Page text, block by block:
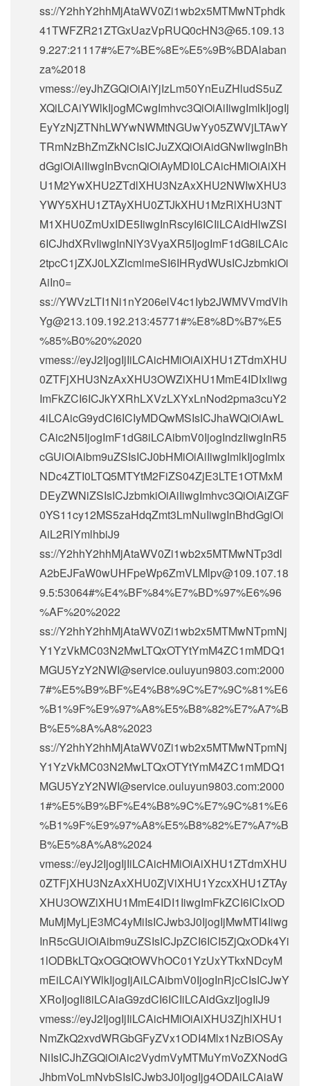
ss://Y2hhY2hhMjAtaWV0Zi1wb2x5MTMwNTphdk
41TWFZR21ZTGxUazVpRUQ0cHN3@65.109.13
9.227:21117#%E7%BE%8E%E5%9B%BDAlaban
za%2018
vmess://eyJhZGQiOiAiYjIzLm50YnEuZHludS5uZ
XQiLCAiYWlkIjogMCwgImhvc3QiOiAiIiwgImlkIjogIj
EyYzNjZTNhLWYwNWMtNGUwYy05ZWVjLTAwY
TRmNzBhZmZkNCIsICJuZXQiOiAidGNwIiwgInBh
dGgiOiAiIiwgInBvcnQiOiAyMDI0LCAicHMiOiAiXH
U1M2YwXHU2ZTdlXHU3NzAxXHU2NWIwXHU3
YWY5XHU1ZTAyXHU0ZTJkXHU1MzRlXHU3NT
M1XHU0ZmUxIDE5IiwgInRscyI6ICIiLCAidHlwZSI
6ICJhdXRvIiwgInNlY3VyaXR5IjogImF1dG8iLCAic
2tpcC1jZXJ0LXZlcmlmeSI6IHRydWUsICJzbmkiOi
AiIn0=
ss://YWVzLTI1Ni1nY206elV4c1Iyb2JWMVVmdVlh
Yg@213.109.192.213:45771#%E8%8D%B7%E5
%85%B0%20%2020
vmess://eyJ2IjogIjIiLCAicHMiOiAiXHU1ZTdmXHU
0ZTFjXHU3NzAxXHU3OWZiXHU1MmE4IDIxIiwg
ImFkZCI6ICJkYXRhLXVzLXYxLnNod2pma3cuY2
4iLCAicG9ydCI6ICIyMDQwMSIsICJhaWQiOiAwL
CAic2N5IjogImF1dG8iLCAibmV0IjogIndzIiwgInR5
cGUiOiAibm9uZSIsICJ0bHMiOiAiIiwgImlkIjogImIx
NDc4ZTI0LTQ5MTYtM2FiZS04ZjE3LTE1OTMxM
DEyZWNiZSIsICJzbmkiOiAiIiwgImhvc3QiOiAiZGF
0YS11cy12MS5zaHdqZmt3LmNuIiwgInBhdGgiOi
AiL2RlYmlhbiJ9
ss://Y2hhY2hhMjAtaWV0Zi1wb2x5MTMwNTp3dl
A2bEJFaW0wUHFpeWp6ZmVLMlpv@109.107.18
9.5:53064#%E4%BF%84%E7%BD%97%E6%96
%AF%20%2022
ss://Y2hhY2hhMjAtaWV0Zi1wb2x5MTMwNTpmNj
Y1YzVkMC03N2MwLTQxOTYtYmM4ZC1mMDQ1
MGU5YzY2NWI@service.ouluyun9803.com:2000
7#%E5%B9%BF%E4%B8%9C%E7%9C%81%E6
%B1%9F%E9%97%A8%E5%B8%82%E7%A7%B
B%E5%8A%A8%2023
ss://Y2hhY2hhMjAtaWV0Zi1wb2x5MTMwNTpmNj
Y1YzVkMC03N2MwLTQxOTYtYmM4ZC1mMDQ1
MGU5YzY2NWI@service.ouluyun9803.com:2000
1#%E5%B9%BF%E4%B8%9C%E7%9C%81%E6
%B1%9F%E9%97%A8%E5%B8%82%E7%A7%B
B%E5%8A%A8%2024
vmess://eyJ2IjogIjIiLCAicHMiOiAiXHU1ZTdmXHU
0ZTFjXHU3NzAxXHU0ZjViXHU1YzcxXHU1ZTAy
XHU3OWZiXHU1MmE4IDI1IiwgImFkZCI6ICIxOD
MuMjMyLjE3MC4yMiIsICJwb3J0IjogIjMwMTI4Iiwg
InR5cGUiOiAibm9uZSIsICJpZCI6ICI5ZjQxODk4Yi
1lODBkLTQxOGQtOWVhOC01YzUxYTkxNDcyM
mEiLCAiYWlkIjogIjAiLCAibmV0IjogInRjcCIsICJwY
XRoIjogIi8iLCAiaG9zdCI6ICIiLCAidGxzIjogIiJ9
vmess://eyJ2IjogIjIiLCAicHMiOiAiXHU3ZjhlXHU1
NmZkQ2xvdWRGbGFyZVx1ODI4Mlx1NzBiOSAy
NiIsICJhZGQiOiAic2VydmVyMTMuYmVoZXNodG
JhbmVoLmNvbSIsICJwb3J0IjogIjg4ODAiLCAiaW